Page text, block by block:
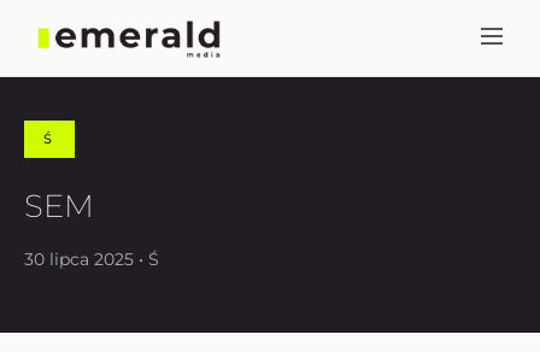
Ś
SEM
30 lipca 2025 • Ś